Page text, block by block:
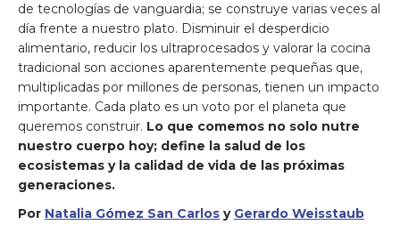
de tecnologías de vanguardia; se construye varias veces al
día frente a nuestro plato. Disminuir el desperdicio
alimentario, reducir los ultraprocesados y valorar la cocina
tradicional son acciones aparentemente pequeñas que,
multiplicadas por millones de personas, tienen un impacto
importante. Cada plato es un voto por el planeta que
queremos construir. Lo que comemos no solo nutre
nuestro cuerpo hoy; define la salud de los
ecosistemas y la calidad de vida de las próximas
generaciones.
Por Natalia Gómez San Carlos y Gerardo Weisstaub